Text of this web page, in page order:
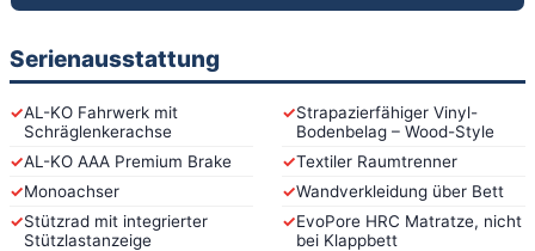
Serienausstattung
✓AL-KO Fahrwerk mit
Schräglenkerachse
✓AL-KO AAA Premium Brake
✓Monoachser
✓Stützrad mit integrierter
Stützlastanzeige
✓Strapazierfähiger Vinyl-
Bodenbelag – Wood-Style
✓Textiler Raumtrenner
✓Wandverkleidung über Bett
✓EvoPore HRC Matratze, nicht
bei Klappbett